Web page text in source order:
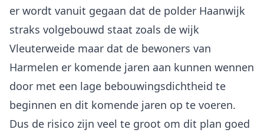
er wordt vanuit gegaan dat de polder Haanwijk
straks volgebouwd staat zoals de wijk
Vleuterweide maar dat de bewoners van
Harmelen er komende jaren aan kunnen wennen
door met een lage bebouwingsdichtheid te
beginnen en dit komende jaren op te voeren.
Dus de risico zijn veel te groot om dit plan goed